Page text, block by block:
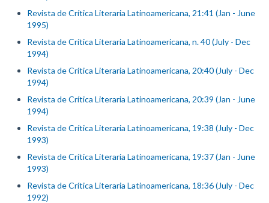
Revista de Crítica Literaria Latinoamericana, 21:41 (Jan - June
1995)
Revista de Crítica Literaria Latinoamericana, n. 40 (July - Dec
1994)
Revista de Crítica Literaria Latinoamericana, 20:40 (July - Dec
1994)
Revista de Crítica Literaria Latinoamericana, 20:39 (Jan - June
1994)
Revista de Crítica Literaria Latinoamericana, 19:38 (July - Dec
1993)
Revista de Crítica Literaria Latinoamericana, 19:37 (Jan - June
1993)
Revista de Crítica Literaria Latinoamericana, 18:36 (July - Dec
1992)